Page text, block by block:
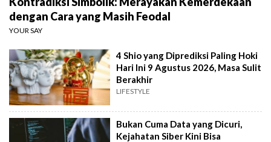
dengan Cara yang Masih Feodal
YOUR SAY
4 Shio yang Diprediksi Paling Hoki
Hari Ini 9 Agustus 2026, Masa Sulit
Berakhir
LIFESTYLE
Bukan Cuma Data yang Dicuri,
Kejahatan Siber Kini Bisa